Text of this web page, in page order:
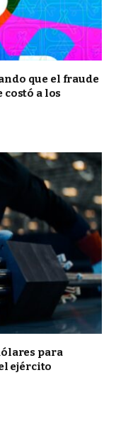
que el fraude
costó a los
para
ejército